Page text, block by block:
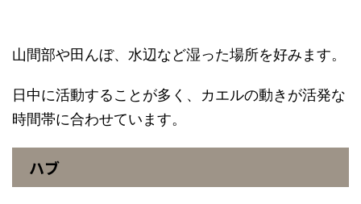
山間部や田んぼ、水辺など湿った場所を好みます。
日中に活動することが多く、カエルの動きが活発な
時間帯に合わせています。
ハブ